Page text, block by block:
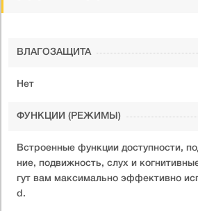
ВЛАГОЗАЩИТА
Нет
ФУНКЦИИ (РЕЖИМЫ)
Встроенные функции доступности,
ние, подвижность, слух и
гут вам максимально эффективно
d.